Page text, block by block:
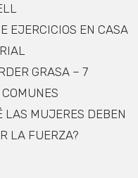
EJERCICIOS EN CASA
GRASA – 7
COMUNES
LAS MUJERES DEBEN
LA FUERZA?